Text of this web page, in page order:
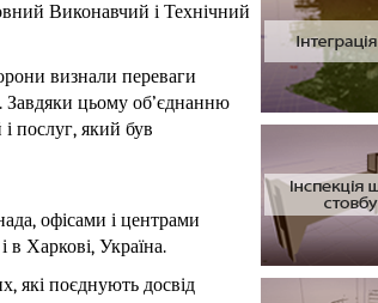
Виконавчий і Технічний
визнали переваги
Завдяки цьому об’єднанню
послуг, який був
офісами і центрами
в Харкові, Україна.
які поєднують досвід